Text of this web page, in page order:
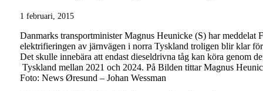
1 februari, 2015
Danmarks transportminister Magnus Heunicke (S) har meddelat
elektrifieringen av järnvägen i norra Tyskland troligen blir klar
Det skulle innebära att endast dieseldrivna tåg kan köra genom
Tyskland mellan 2021 och 2024. På Bilden tittar Magnus
Foto: News Øresund – Johan Wessman